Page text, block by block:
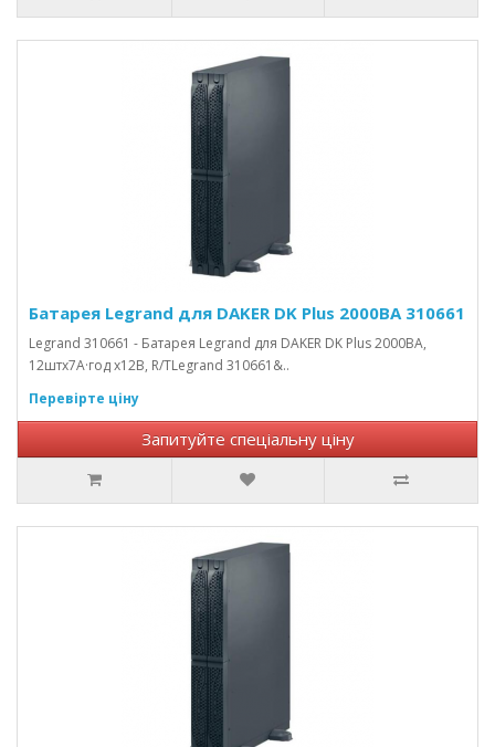
Батарея Legrand для DAKER DK Plus 2000ВА 310661
Legrand 310661 - Батарея Legrand для DAKER DK Plus 2000ВА,
12штх7А·год х12В, R/TLegrand 310661&..
Перевірте ціну
Запитуйте спеціальну ціну